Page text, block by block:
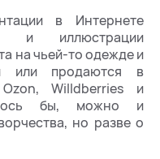
в Интернете
и иллюстрации
на чьей-то одежде и
или продаются в
Ozon, Willdberries и
бы, можно и
но разве о